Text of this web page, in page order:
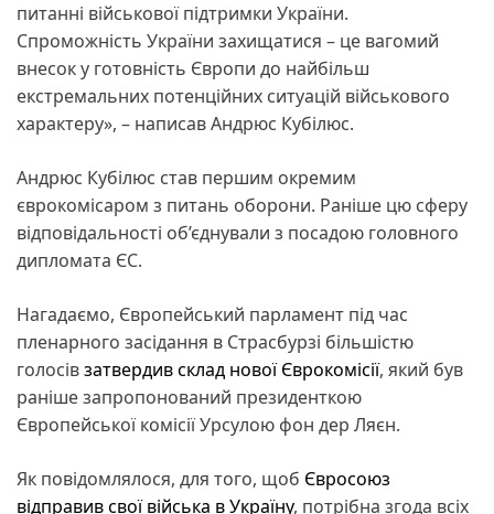
питанні військової підтримки України.
Спроможність України захищатися – це вагомий
внесок у готовність Європи до найбільш
екстремальних потенційних ситуацій військового
характеру», – написав Андрюс Кубілюс.
Андрюс Кубілюс став першим окремим
єврокомісаром з питань оборони. Раніше цю сферу
відповідальності об’єднували з посадою головного
дипломата ЄС.
Нагадаємо, Європейський парламент під час
пленарного засідання в Страсбурзі більшістю
голосівзатвердив склад нової Єврокомісії, який був
раніше запропонований президенткою
Європейської комісії Урсулою фон дер Ляєн.
Як повідомлялося, для того, щоб Євросоюз
відправив свої війська в Україну, потрібна згода всіх